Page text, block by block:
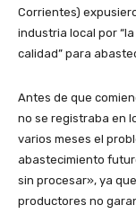
Corrientes)
industria local por
calidad” para
Antes de que
no se registraba en
varios meses el
abastecimiento
sin procesar», ya
productores no